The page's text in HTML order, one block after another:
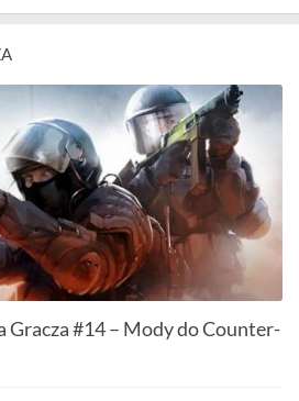
Gracza #14 – Mody do Counter-